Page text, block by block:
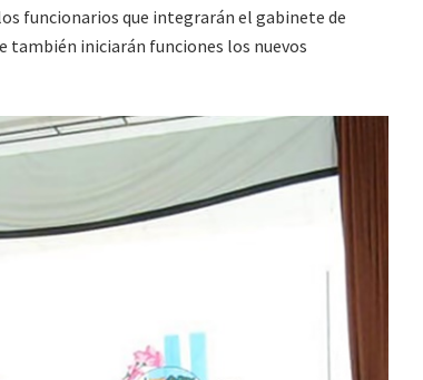
funcionarios que integrarán el gabinete de
también iniciarán funciones los nuevos